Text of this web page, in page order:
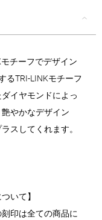
チーフでデザイン
るTRI-LINKモチーフ
イヤモンドによっ
やかなデザイン
スしてくれます。
いて】
印は全ての商品に